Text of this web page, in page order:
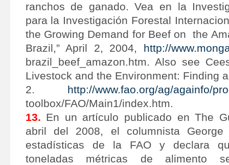
ranchos de ganado. Vea en la
para la Investigación Forestal
the Growing Demand for Beef on the
Brazil,” April 2, 2004, http://
brazil_beef_amazon.htm. Also see
Livestock and the Environment: Finding
2. http://www.fao.org/ag/againfo/
toolbox/FAO/Main1/index.htm.
13. En un artículo publicado en The
abril del 2008, el columnista
estadísticas de la FAO y declara
toneladas métricas de alimento